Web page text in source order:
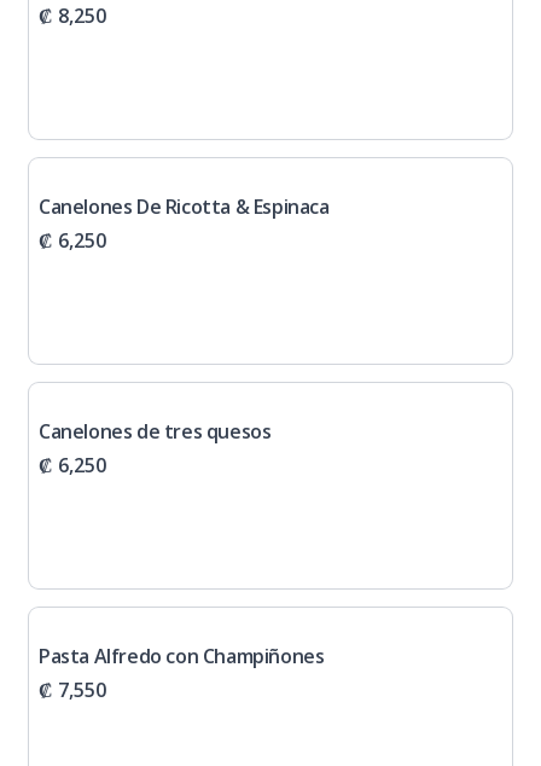
₡ 8,250
Canelones De Ricotta & Espinaca
₡ 6,250
Canelones de tres quesos
₡ 6,250
Pasta Alfredo con Champiñones
₡ 7,550